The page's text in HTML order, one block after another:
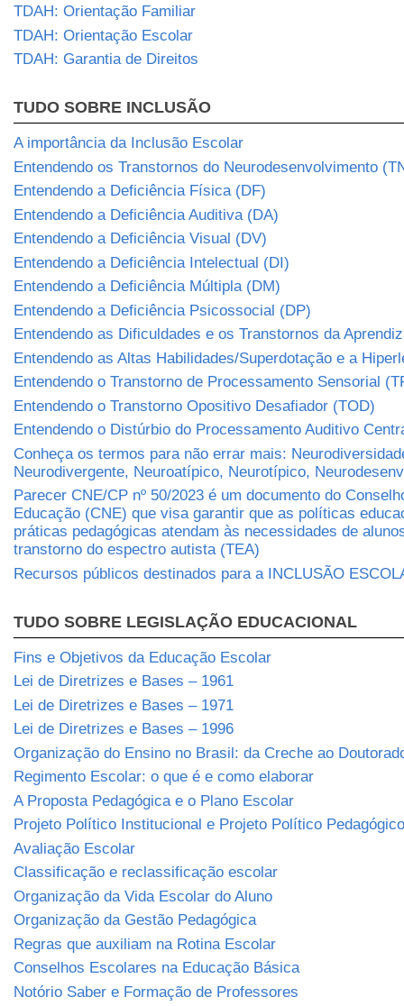
TDAH: Orientação Familiar
TDAH: Orientação Escolar
TDAH: Garantia de Direitos
TUDO SOBRE INCLUSÃO
A importância da Inclusão Escolar
Entendendo os Transtornos do Neurodesenvolvimento
Entendendo a Deficiência Física (DF)
Entendendo a Deficiência Auditiva (DA)
Entendendo a Deficiência Visual (DV)
Entendendo a Deficiência Intelectual (DI)
Entendendo a Deficiência Múltipla (DM)
Entendendo a Deficiência Psicossocial (DP)
Entendendo as Dificuldades e os Transtornos da
Entendendo as Altas Habilidades/Superdotação e a
Entendendo o Transtorno de Processamento Sensorial
Entendendo o Transtorno Opositivo Desafiador (TOD)
Entendendo o Distúrbio do Processamento Auditivo
Conheça os termos para não errar mais:
Neurodivergente, Neuroatípico, Neurotípico,
Parecer CNE/CP nº 50/2023 é um documento do
Educação (CNE) que visa garantir que as políticas
práticas pedagógicas atendam às necessidades de
transtorno do espectro autista (TEA)
Recursos públicos destinados para a INCLUSÃO
TUDO SOBRE LEGISLAÇÃO EDUCACIONAL
Fins e Objetivos da Educação Escolar
Lei de Diretrizes e Bases – 1961
Lei de Diretrizes e Bases – 1971
Lei de Diretrizes e Bases – 1996
Organização do Ensino no Brasil: da Creche ao
Regimento Escolar: o que é e como elaborar
A Proposta Pedagógica e o Plano Escolar
Projeto Político Institucional e Projeto Político Pedagógico
Avaliação Escolar
Classificação e reclassificação escolar
Organização da Vida Escolar do Aluno
Organização da Gestão Pedagógica
Regras que auxiliam na Rotina Escolar
Conselhos Escolares na Educação Básica
Notório Saber e Formação de Professores